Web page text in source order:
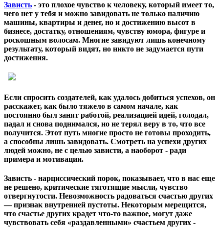
Зависть - это плохое чувство к человеку, который имеет то,
чего нет у тебя и можно завидовать не только наличию
машины, квартиры и денег, но и достижению высот в
бизнесе, достатку, отношениям, чувству юмора, фигуре и
роскошным волосам. Многие завидуют лишь конечному
результату, который видят, но никто не задумается пути
достижения.
Если спросить создателей, как удалось добиться успехов, он
расскажет, как было тяжело в самом начале, как
постоянно был занят работой, реализацией идей, голодал,
падал и снова поднимался, но не терял веру в то, что все
получится. Этот путь многие просто не готовы проходить,
а способны лишь завидовать. Смотреть на успехи других
людей можно, не с целью зависти, а наоборот - ради
примера и мотивации.
Зависть - нарциссический порок, показывает, что в нас еще
не решено, критические тяготящие мысли, чувство
отвергнутости. Невозможность радоваться счастью других
— признак внутренней пустоты. Некоторым мерещится,
что счастье других крадет что-то важное, могут даже
чувствовать себя «раздавленными» счастьем других -